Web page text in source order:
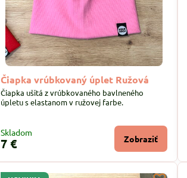
Čiapka vrúbkovaný úplet Ružová
Čiapka ušitá z vrúbkovaného bavlneného
úpletu s elastanom v ružovej farbe.
Skladom
7 € Zobraziť